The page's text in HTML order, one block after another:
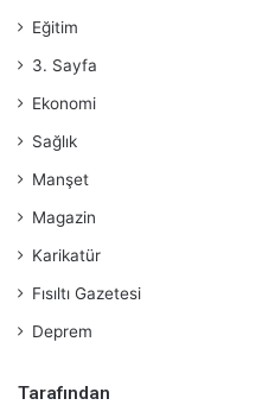
Eğitim
3. Sayfa
Ekonomi
Sağlık
Manşet
Magazin
Karikatür
Fısıltı Gazetesi
Deprem
Tarafından